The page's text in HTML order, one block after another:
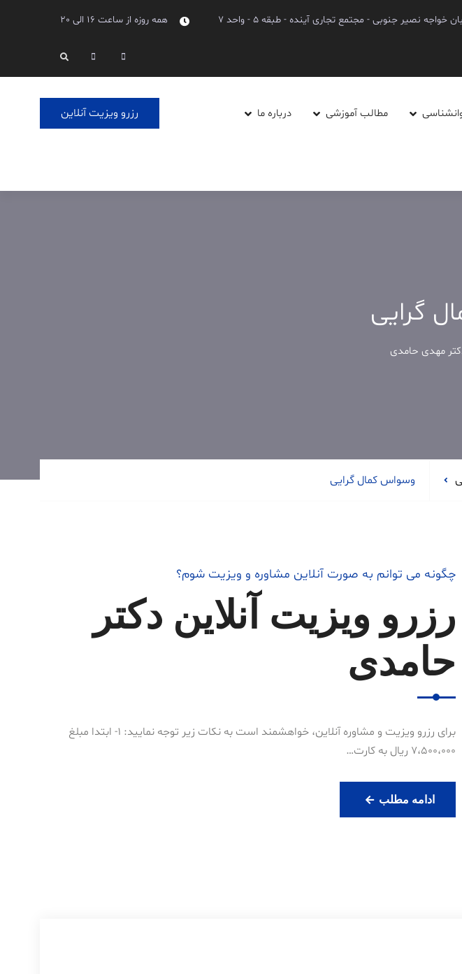
خواجه نصیر جنوبی - مجتمع تجاری آینده - طبقه 5 - واحد 7 همه روزه از ساعت 16 الی 20
Instagram
Linkedin
Search
مطالب آموزشی درباره ما رزرو ویزیت آنلاین
گرایی
مهدی حامدی
وسواس کمال گرایی
چگونه می توانم به صورت آنلاین مشاوره و ویزیت شوم؟
رزرو ویزیت آنلاین دکتر
حامدی
برای رزرو ویزیت و مشاوره آنلاین، خواهشمند است به نکات زیر توجه نمایید: 1- ابتدا مبلغ
7،500،000 ریال به کارت…
ادامه مطلب رزرو
ویزیت